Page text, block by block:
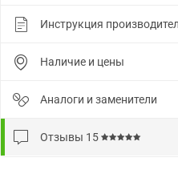
Инструкция
Наличие и цены
Аналоги и заменители
Отзывы 15